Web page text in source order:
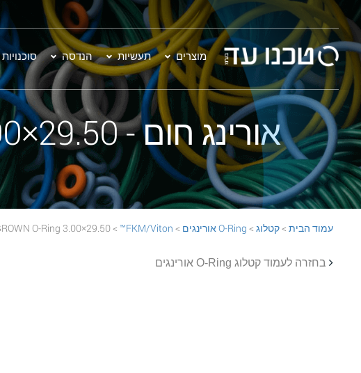
מוצרים תעשיות הנדסה סוכנויות
אורינג חום - 29.50×3.00 FKM/Viton™ 75 BROWN O-Ring
עמוד הבית >קטלוג > O-Ring אורינגים >
FKM/Viton™
> 29.50×3.00 FKM/Viton™ 75 BROWN O-Ring
בחזרה לעמוד קטלוג O-Ring אורינגים